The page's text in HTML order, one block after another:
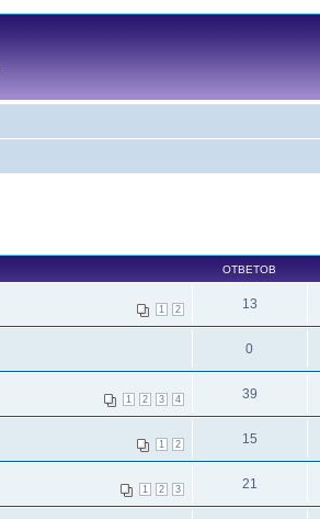
ОТВЕТОВ
1 2 13
0
1 2 3 4 39
1 2 15
1 2 3 21